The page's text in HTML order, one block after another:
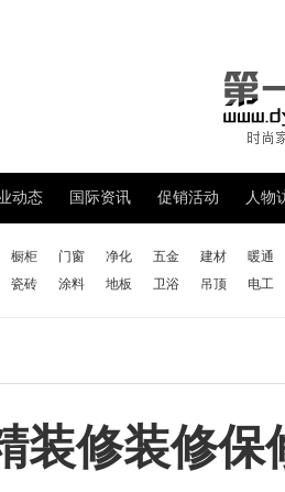
动态 国际资讯 促销活动 人物
橱柜 门窗 净化 五金 建材
暖通
瓷砖 涂料 地板 卫浴 吊顶 电工
装修装修保